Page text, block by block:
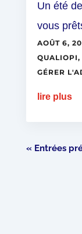
Un été
vous
AOÛT 6,
QUALIOPI,
GÉRER
lire plus
« Entrées